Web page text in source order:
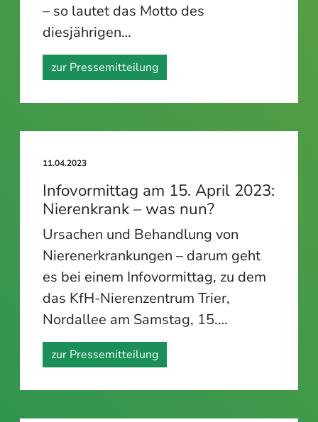
– so lautet das Motto des
diesjährigen…
zur Pressemitteilung
11.04.2023
Infovormittag am 15. April 2023:
Nierenkrank – was nun?
Ursachen und Behandlung von
Nierenerkrankungen – darum geht
es bei einem Infovormittag, zu dem
das KfH-Nierenzentrum Trier,
Nordallee am Samstag, 15.…
zur Pressemitteilung